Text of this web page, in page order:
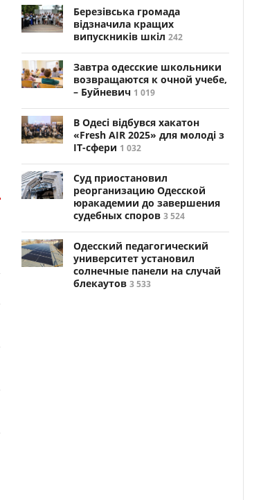
Березівська громада
відзначила кращих
випускників шкіл 242
Завтра одесские школьники
возвращаются к очной учебе,
– Буйневич 1 019
В Одесі відбувся хакатон
«Fresh AIR 2025» для молоді з
ІТ-сфери 1 032
Суд приостановил
реорганизацию Одесской
юракадемии до завершения
судебных споров 3 524
Одесский педагогический
университет установил
солнечные панели на случай
блекаутов 3 533